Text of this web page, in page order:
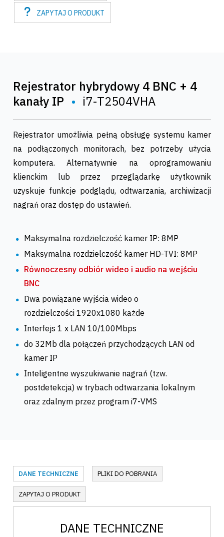
ZAPYTAJO PRODUKT
Rejestrator hybrydowy 4 BNC + 4
kanały IP • i7-T2504VHA
Rejestrator umożliwia pełną obsługę systemu kamer
na podłączonych monitorach, bez potrzeby użycia
komputera. Alternatywnie na oprogramowaniu
klienckim lub przez przeglądarkę użytkownik
uzyskuje funkcje podglądu, odtwarzania, archiwizacji
nagrań oraz dostęp do ustawień.
Maksymalna rozdzielczość kamer IP: 8MP
Maksymalna rozdzielczość kamer HD-TVI: 8MP
Równoczesny odbiór wideo i audio na wejściu
BNC
Dwa powiązane wyjścia wideo o
rozdzielczości 1920x1080 każde
Interfejs 1 x LAN 10/100Mbps
do 32Mb dla połączeń przychodzących LAN od
kamer IP
Inteligentne wyszukiwanie nagrań (tzw.
postdetekcja) w trybach odtwarzania lokalnym
oraz zdalnym przez program i7-VMS
DANE TECHNICZNE PLIKI DO POBRANIA
ZAPYTAJ O PRODUKT
DANE TECHNICZNE